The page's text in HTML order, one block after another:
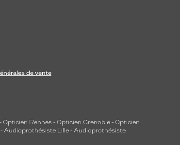
de vente
- Opticien Rennes - Opticien Grenoble - Opticien
- Audioprothésiste Lille - Audioprothésiste